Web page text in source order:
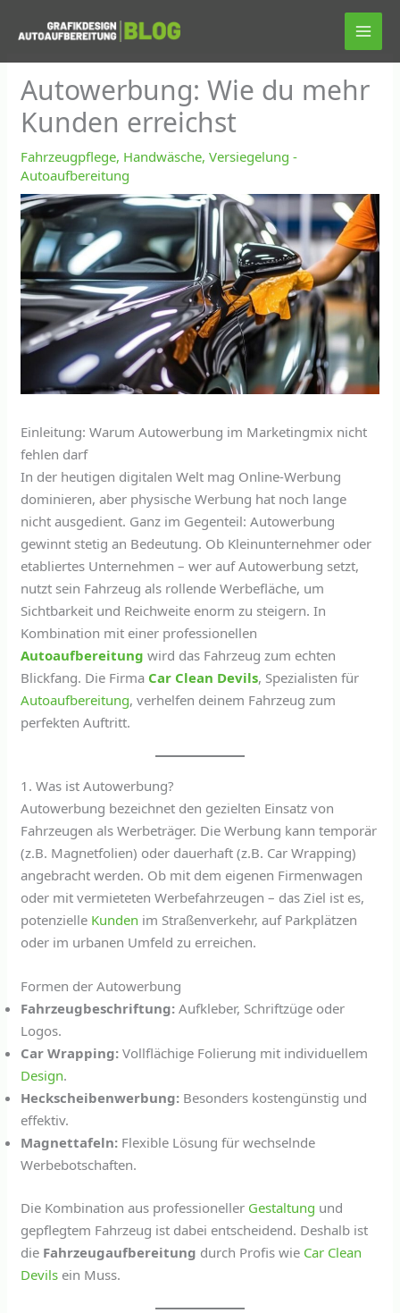
Inhalt
Autowerbung: Wie du mehr
Kunden erreichst
Fahrzeugpflege, Handwäsche, Versiegelung -
Autoaufbereitung
Einleitung: Warum Autowerbung im Marketingmix nicht
fehlen darf
In der heutigen digitalen Welt mag Online-Werbung
dominieren, aber physische Werbung hat noch lange
nicht ausgedient. Ganz im Gegenteil: Autowerbung
gewinnt stetig an Bedeutung. Ob Kleinunternehmer oder
etabliertes Unternehmen – wer auf Autowerbung setzt,
nutzt sein Fahrzeug als rollende Werbefläche, um
Sichtbarkeit und Reichweite enorm zu steigern. In
Kombination mit einer professionellen
Autoaufbereitung wird das Fahrzeug zum echten
Blickfang. Die Firma Car Clean Devils, Spezialisten für
Autoaufbereitung, verhelfen deinem Fahrzeug zum
perfekten Auftritt.
1. Was ist Autowerbung?
Autowerbung bezeichnet den gezielten Einsatz von
Fahrzeugen als Werbeträger. Die Werbung kann temporär
(z.B. Magnetfolien) oder dauerhaft (z.B. Car Wrapping)
angebracht werden. Ob mit dem eigenen Firmenwagen
oder mit vermieteten Werbefahrzeugen – das Ziel ist es,
potenzielle Kunden im Straßenverkehr, auf Parkplätzen
oder im urbanen Umfeld zu erreichen.
Formen der Autowerbung
Fahrzeugbeschriftung: Aufkleber, Schriftzüge oder
Logos.
Car Wrapping: Vollflächige Folierung mit individuellem
Design.
Heckscheibenwerbung: Besonders kostengünstig und
effektiv.
Magnettafeln: Flexible Lösung für wechselnde
Werbebotschaften.
Die Kombination aus professioneller Gestaltung und
gepflegtem Fahrzeug ist dabei entscheidend. Deshalb ist
die Fahrzeugaufbereitung durch Profis wie Car Clean
Devils ein Muss.